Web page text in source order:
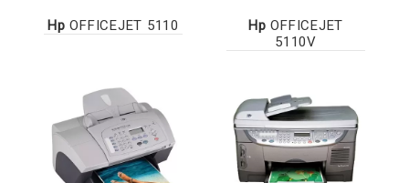
Hp OFFICEJET 5110 Hp OFFICEJET
5110V